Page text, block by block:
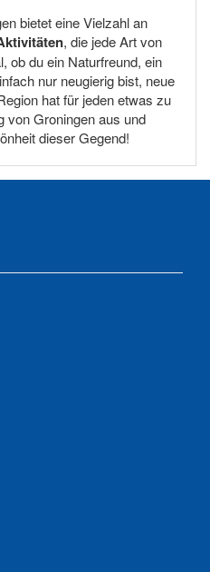
bietet eine Vielzahl an
, die jede Art von
ob du ein Naturfreund, ein
nur neugierig bist, neue
hat für jeden etwas zu
von Groningen aus und
dieser Gegend!